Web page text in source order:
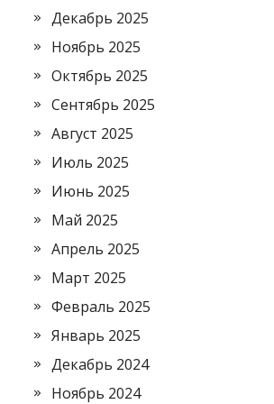
Декабрь 2025
Ноябрь 2025
Октябрь 2025
Сентябрь 2025
Август 2025
Июль 2025
Июнь 2025
Май 2025
Апрель 2025
Март 2025
Февраль 2025
Январь 2025
Декабрь 2024
Ноябрь 2024